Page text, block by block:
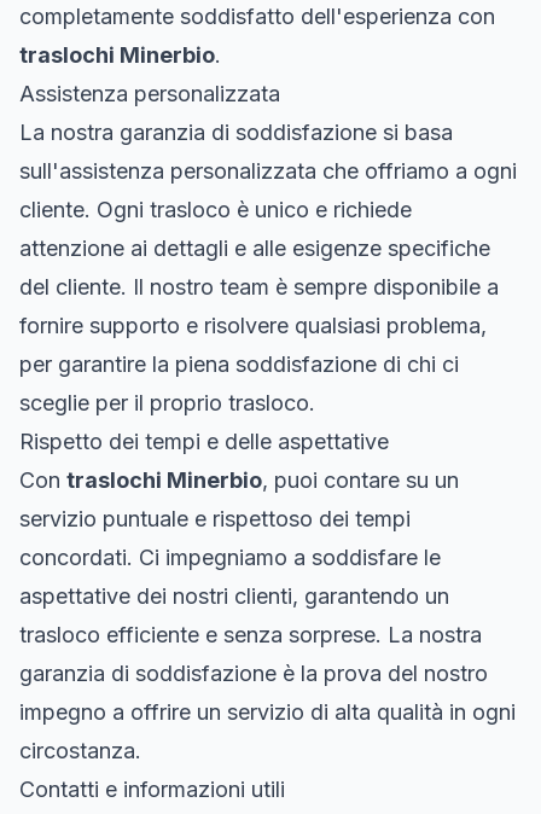
completamente soddisfatto dell'esperienza con
traslochi Minerbio.
Assistenza personalizzata
La nostra garanzia di soddisfazione si basa
sull'assistenza personalizzata che offriamo a ogni
cliente. Ogni trasloco è unico e richiede
attenzione ai dettagli e alle esigenze specifiche
del cliente. Il nostro team è sempre disponibile a
fornire supporto e risolvere qualsiasi problema,
per garantire la piena soddisfazione di chi ci
sceglie per il proprio trasloco.
Rispetto dei tempi e delle aspettative
Con traslochi Minerbio, puoi contare su un
servizio puntuale e rispettoso dei tempi
concordati. Ci impegniamo a soddisfare le
aspettative dei nostri clienti, garantendo un
trasloco efficiente e senza sorprese. La nostra
garanzia di soddisfazione è la prova del nostro
impegno a offrire un servizio di alta qualità in ogni
circostanza.
Contatti e informazioni utili